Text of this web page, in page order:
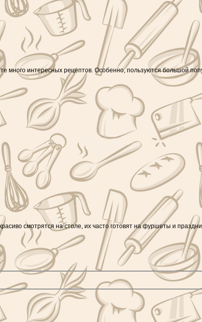
много интересных рецептов. Особенно, пользуются большой
смотрятся на столе, их часто готовят на фуршеты и